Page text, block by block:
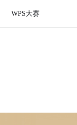
WPS大赛